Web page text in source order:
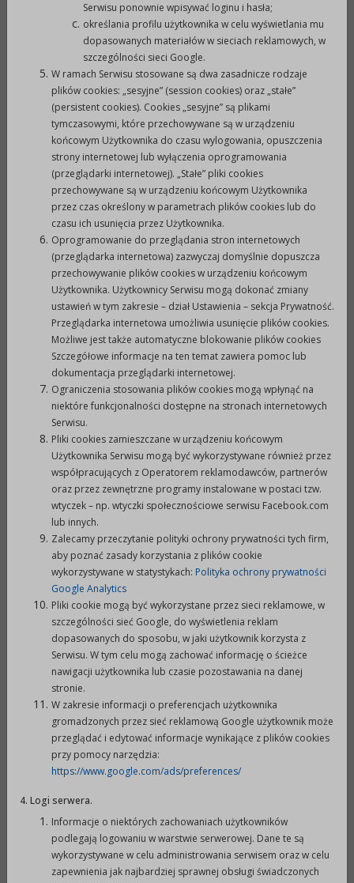
2009 r. do godz. 15.00.
Miejsce składania ofert – Urząd Miejski w
Prudniku, 48-200 Prudnik, ul. Kościuszki
3, sekretariat –
pokój nr 102.
Oferty należy składać wraz z kompletem
załączników w zamkniętej kopercie
z dopiskiem:
Dla części I – Ad.1 - „Konkurs ofert na realizację
zadaniapublicznego w zakresiepromocji Gminy
poprzez sport dla drużyn zespołowych na
poziomie minimum II ligi”
Dla części I – Ad.2 - „Konkurs ofert na realizację
zadania publicznego w zakresiepromocji Gminy
poprzez sport dla drużyn uprawiających
sporty walki i gry umysłowe na poziomie krajowym
i międzynarodowym”.
Wymogi dotyczące oferty:
oferty należy składać na załączniku nr 1
określonym w Uchwale nr IV/19/2006 Rady
Miejskiej
2006 roku w sprawie określenia trybu
postępowania o udzielenie dotacji z budżetu
Gminy Prudnik, podmiotom nie zaliczanym do
sektora finansów publicznych i nie działającym w
celu osiągnięcia zysku, na cele publiczne
związane z realizacją zadań gminy, sposobu jej
rozliczania oraz sposobu kontroli wykonania
zleconego zadania.
wzór oferty dostępny jest w siedzibie Urzędu
Miejskiego w Prudniku, ul. Kościuszki 3, pok. nr
226, tel./fax 077 4066 234 (do pobrania również
na stronie internetowej:www.bip.prudnik.pl
Do oferty winny być dołączone następujące
załączniki:
aktualny odpis z rejestru lub odpowiednio
wyciąg z ewidencji lub inne dokumenty
umocowanie osób go reprezentujących (ważny 6
miesięcy od daty wystawienia);
sprawozdanie merytoryczne i finansowe (bilans,
rachunek wyników lub rachunek zysków i strat)
Serwisu ponownie wpisywać loginu i hasła;
określania profilu użytkownika w celu wyświetlania mu
dopasowanych materiałów w sieciach reklamowych, w
szczególności sieci Google.
W ramach Serwisu stosowane są dwa zasadnicze rodzaje
plików cookies: „sesyjne” (session cookies) oraz „stałe”
(persistent cookies). Cookies „sesyjne” są plikami
tymczasowymi, które przechowywane są w urządzeniu
końcowym Użytkownika do czasu wylogowania, opuszczenia
strony internetowej lub wyłączenia oprogramowania
(przeglądarki internetowej). „Stałe” pliki cookies
przechowywane są w urządzeniu końcowym Użytkownika
przez czas określony w parametrach plików cookies lub do
czasu ich usunięcia przez Użytkownika.
Oprogramowanie do przeglądania stron internetowych
(przeglądarka internetowa) zazwyczaj domyślnie dopuszcza
przechowywanie plików cookies w urządzeniu końcowym
Użytkownika. Użytkownicy Serwisu mogą dokonać zmiany
ustawień w tym zakresie – dział Ustawienia – sekcja Prywatność.
Przeglądarka internetowa umożliwia usunięcie plików cookies.
Możliwe jest także automatyczne blokowanie plików cookies
Szczegółowe informacje na ten temat zawiera pomoc lub
dokumentacja przeglądarki internetowej.
Ograniczenia stosowania plików cookies mogą wpłynąć na
niektóre funkcjonalności dostępne na stronach internetowych
Serwisu.
Pliki cookies zamieszczane w urządzeniu końcowym
Użytkownika Serwisu mogą być wykorzystywane również przez
współpracujących z Operatorem reklamodawców, partnerów
oraz przez zewnętrzne programy instalowane w postaci tzw.
wtyczek – np. wtyczki społecznościowe serwisu Facebook.com
lub innych.
Zalecamy przeczytanie polityki ochrony prywatności tych firm,
aby poznać zasady korzystania z plików cookie
wykorzystywane w statystykach: Polityka ochrony prywatności
Google Analytics
Pliki cookie mogą być wykorzystane przez sieci reklamowe, w
szczególności sieć Google, do wyświetlenia reklam
dopasowanych do sposobu, w jaki użytkownik korzysta z
Serwisu. W tym celu mogą zachować informację o ścieżce
nawigacji użytkownika lub czasie pozostawania na danej
stronie.
W zakresie informacji o preferencjach użytkownika
gromadzonych przez sieć reklamową Google użytkownik może
przeglądać i edytować informacje wynikające z plików cookies
przy pomocy narzędzia:
https://www.google.com/ads/preferences/
4. Logi serwera.
Informacje o niektórych zachowaniach użytkowników
podlegają logowaniu w warstwie serwerowej. Dane te są
wykorzystywane w celu administrowania serwisem oraz w celu
zapewnienia jak najbardziej sprawnej obsługi świadczonych